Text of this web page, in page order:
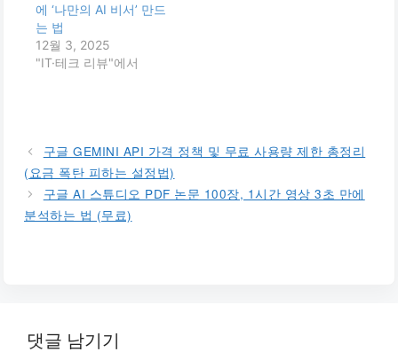
에 ‘나만의 AI 비서’ 만드
는 법
12월 3, 2025
"IT·테크 리뷰"에서
구글 GEMINI API 가격 정책 및 무료 사용량 제한 총정리
(요금 폭탄 피하는 설정법)
구글 AI 스튜디오 PDF 논문 100장, 1시간 영상 3초 만에
분석하는 법 (무료)
댓글 남기기